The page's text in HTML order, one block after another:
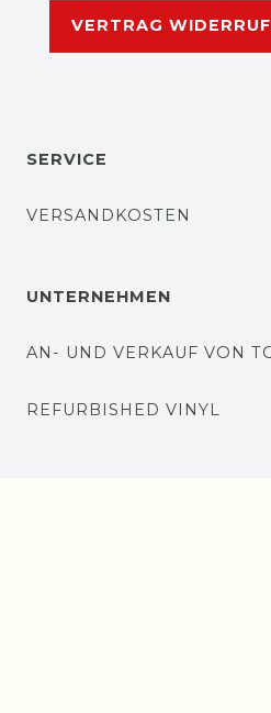
VERTRAG
SERVICE
VERSANDKOSTEN
UNTERNEHMEN
AN- UND VERKAUF VON
REFURBISHED VINYL